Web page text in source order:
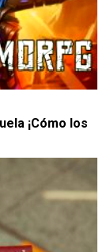
¡Cómo los